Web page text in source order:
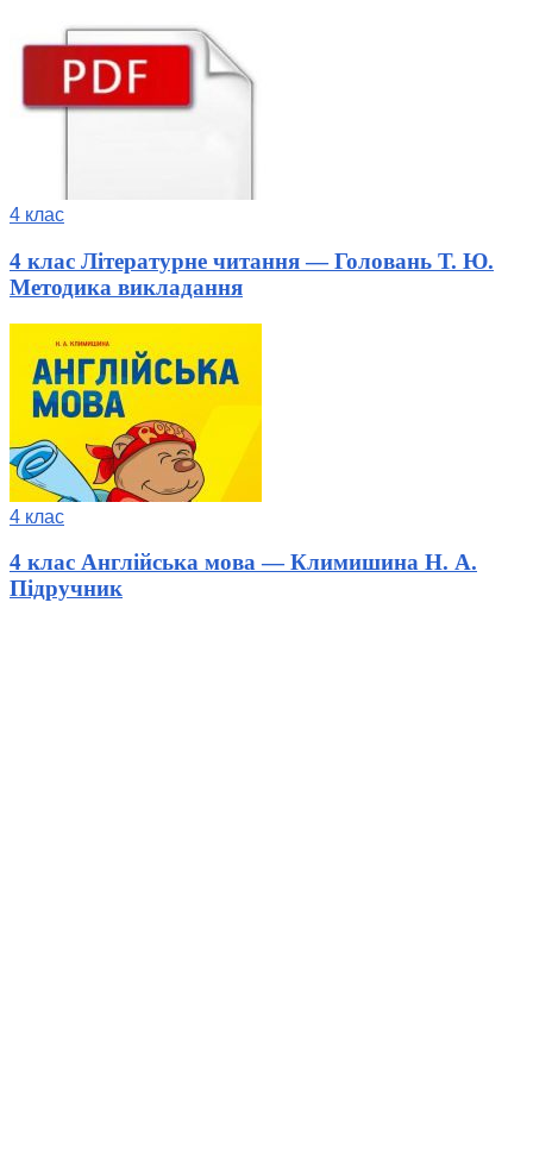
4 клас
4 клас Літературне читання — Головань Т. Ю.
Методика викладання
4 клас
4 клас Англійська мова — Климишина Н. А.
Підручник